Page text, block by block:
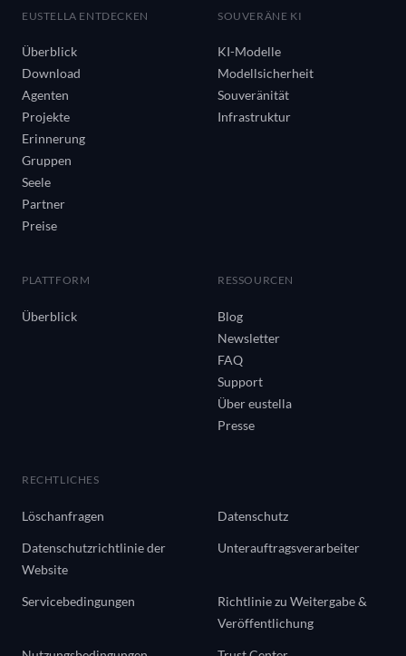
EUSTELLA ENTDECKEN
Überblick
Download
Agenten
Projekte
Erinnerung
Gruppen
Seele
Partner
Preise
SOUVERÄNE KI
KI-Modelle
Modellsicherheit
Souveränität
Infrastruktur
PLATTFORM
Überblick
RESSOURCEN
Blog
Newsletter
FAQ
Support
Über eustella
Presse
RECHTLICHES
Löschanfragen Datenschutz
Datenschutzrichtlinie der
Website
Unterauftragsverarbeiter
Servicebedingungen
Richtlinie zu Weitergabe &
Veröffentlichung